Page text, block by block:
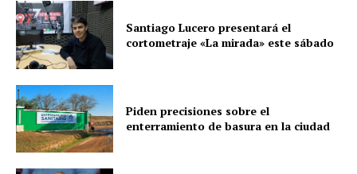
o
r
d
e
u
d
i
o
Santiago Lucero presentará el
cortometraje «La mirada» este sábado
Piden precisiones sobre el
enterramiento de basura en la ciudad